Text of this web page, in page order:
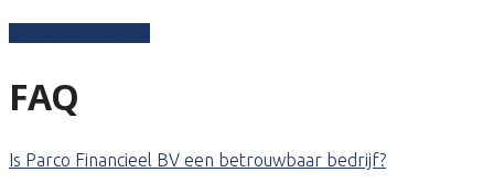
FAQ
Is Parco Financieel BV een betrouwbaar bedrijf?